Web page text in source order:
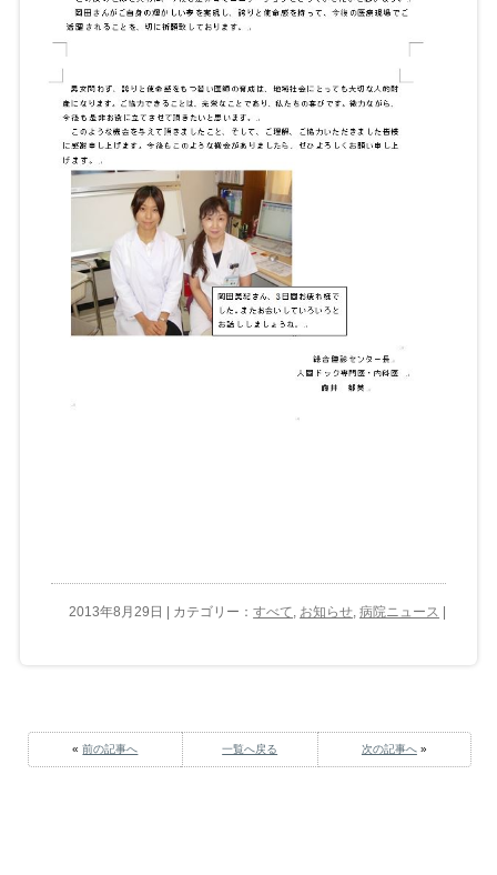
2013年8月29日 | カテゴリー：すべて, お知らせ,病院ニュース
«前の記事へ 一覧へ戻る 次の記事へ»